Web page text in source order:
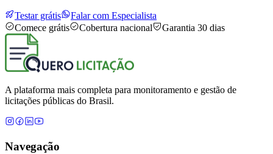
Testar grátis
Falar com Especialista
Comece grátis
Cobertura nacional Garantia 30 dias
A plataforma mais completa para monitoramento e gestão de
licitações públicas do Brasil.
Navegação